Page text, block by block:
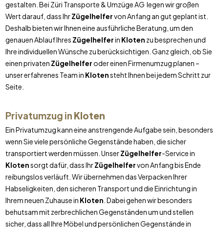
gestalten. Bei Züri Transporte & Umzüge AG legen wir großen
Wert darauf, dass IhrZügelhelfervon Anfang an gut geplant ist.
Deshalb bieten wir Ihnen eine ausführliche Beratung, um den
genauen Ablauf Ihres Zügelhelferin Kloten zu besprechen und
Ihre individuellen Wünsche zu berücksichtigen. Ganz gleich, ob Sie
einen privaten Zügelhelferoder einen Firmenumzug planen –
unser erfahrenes Team in Klotensteht Ihnen bei jedem Schritt zur
Seite.
Privatumzug in Kloten
Ein Privatumzug kann eine anstrengende Aufgabe sein, besonders
wenn Sie viele persönliche Gegenstände haben, die sicher
transportiert werden müssen. UnserZügelhelfer-Service in
Klotensorgt dafür, dass IhrZügelhelfervon Anfang bis Ende
reibungslos verläuft. Wir übernehmen das Verpacken Ihrer
Habseligkeiten, den sicheren Transport und die Einrichtung in
Ihrem neuen Zuhause in Kloten . Dabei gehen wir besonders
behutsam mit zerbrechlichen Gegenständen um und stellen
sicher, dass all Ihre Möbel und persönlichen Gegenstände in